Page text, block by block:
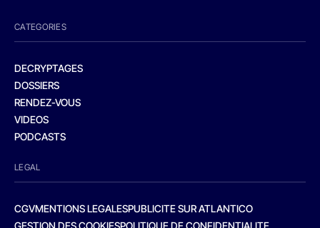
CATEGORIES
DECRYPTAGES
DOSSIERS
RENDEZ-VOUS
VIDEOS
PODCASTS
LEGAL
CGVMENTIONS LEGALESPUBLICITE SUR ATLANTICO
GESTION DES COOKIESPOLITIQUE DE CONFIDENTIALITE